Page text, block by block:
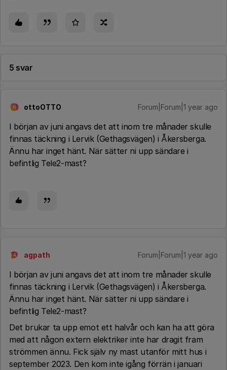
5 svar
O ottoOTTO Forum|Forum|1 year ago
I början av juni angavs det att inom tre månader skulle
finnas täckning i Lervik (Gethagsvägen) i Åkersberga.
Ännu har inget hänt. När sätter ni upp sändare i
befintlig Tele2-mast?
A agpath Forum|Forum|1 year ago
I början av juni angavs det att inom tre månader skulle
finnas täckning i Lervik (Gethagsvägen) i Åkersberga.
Ännu har inget hänt. När sätter ni upp sändare i
befintlig Tele2-mast?
Det brukar ta upp emot ett halvår och kan ha att göra
med att någon extern elektriker inte har dragit fram
strömmen ännu. Fick själv ny mast utanför mitt hus i
september 2023. Den kom inte igång förrän i januari